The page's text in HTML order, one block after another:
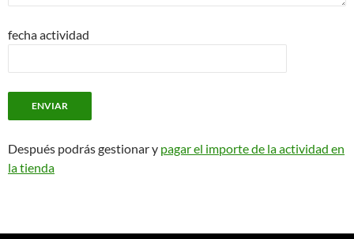
fecha actividad
Después podrás gestionar y pagar el importe de la actividad en
la tienda